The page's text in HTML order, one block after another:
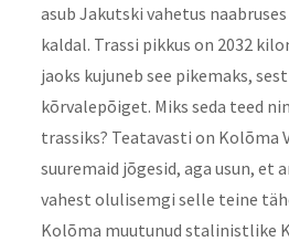
asub Jakutski vahetus
kaldal. Trassi pikkus on 2032
jaoks kujuneb see pikemaks,
kõrvalepõiget. Miks seda teed
trassiks? Teatavasti on Kolõma
suuremaid jõgesid, aga usun, et
vahest olulisemgi selle teine
Kolõma muutunud stalinistlike